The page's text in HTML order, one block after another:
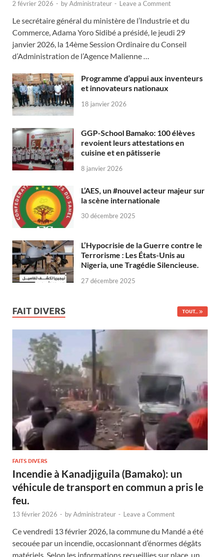
2 février 2026 - byAdministrateur - Leave a Comment
Le secrétaire général du ministère de l’Industrie et du
Commerce, Adama Yoro Sidibé a présidé, le jeudi 29
janvier 2026, la 14ème Session Ordinaire du Conseil
d’Administration de l’Agence Malienne …
Programme d’appui aux inventeurs
et innovateurs nationaux
18 janvier 2026
GGP-School Bamako: 100 élèves
revoient leurs attestations en
cuisine et en pâtisserie
8 janvier 2026
L’AES, un #nouvel acteur majeur sur
la scène internationale
30 décembre 2025
L’Hypocrisie de la Guerre contre le
Terrorisme : Les États-Unis au
Nigeria, une Tragédie Silencieuse.
27 décembre 2025
FAIT DIVERS TOUT...
FAITS DIVERS
Incendie à Kanadjiguila (Bamako): un
véhicule de transport en commun a pris le
feu.
13 février 2026 - byAdministrateur - Leave a Comment
Ce vendredi 13 février 2026, la commune du Mandé a été
secouée par un incendie, occasionnant d’énormes dégâts
matériels. Selon les informations recueillies sur place, un